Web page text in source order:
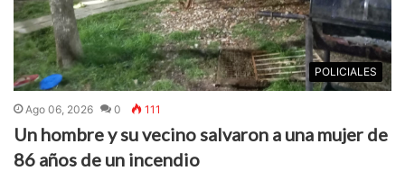
POLICIALES
Ago 06, 2026 0 111
Un hombre y su vecino salvaron a una mujer de
86 años de un incendio